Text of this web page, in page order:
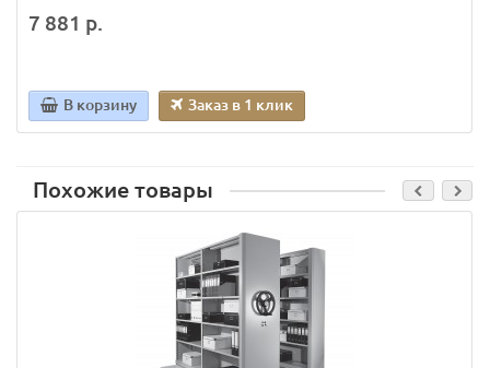
7 881 р.
В корзину Заказ в 1 клик
Похожие товары